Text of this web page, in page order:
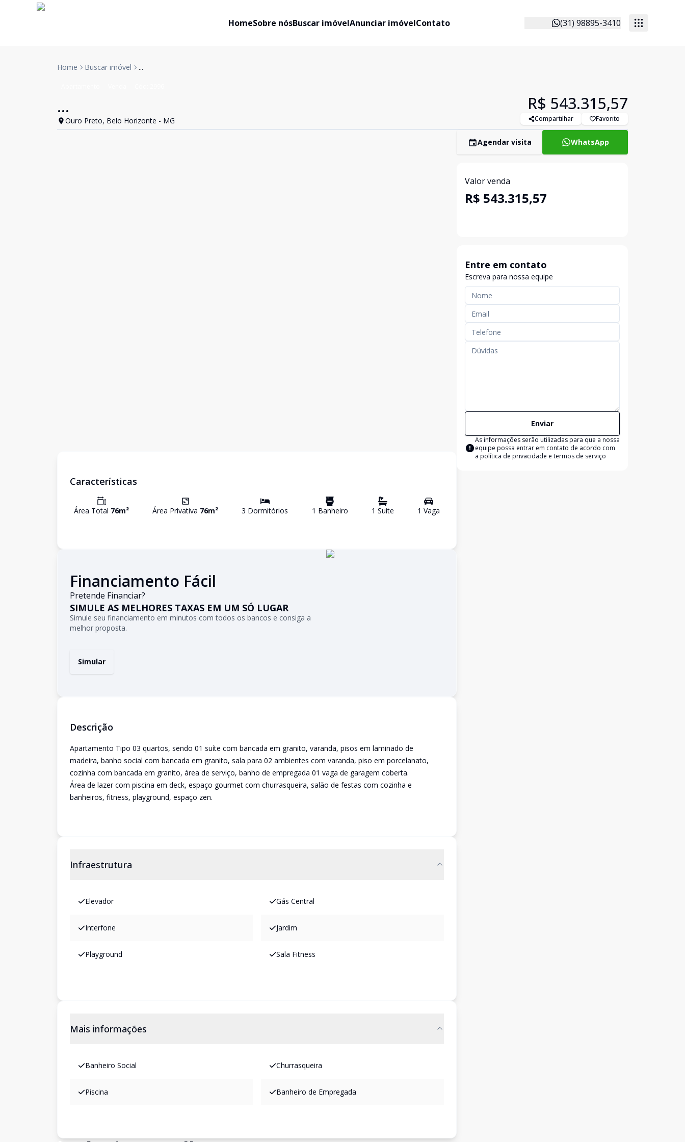
HomeSobre nósBuscar imóvelAnunciar imóvelContato (31) 98895-3410
Home Buscar imóvel ...
...
Ouro Preto, Belo Horizonte - MG
R$ 543.315,57
Compartilhar Favorito
Características
Área Total 76m² Área Privativa 76m² 3 Dormitórios 1 Banheiro 1 Suíte 1 Vaga
Financiamento Fácil
Pretende Financiar?
SIMULE AS MELHORES TAXAS EM UM SÓ LUGAR
Simule seu financiamento em minutos com todos os bancos e consiga a
melhor proposta.
Simular
Descrição
Apartamento Tipo 03 quartos, sendo 01 suíte com bancada em granito, varanda, pisos em laminado de
madeira, banho social com bancada em granito, sala para 02 ambientes com varanda, piso em porcelanato,
cozinha com bancada em granito, área de serviço, banho de empregada 01 vaga de garagem coberta.
Área de lazer com piscina em deck, espaço gourmet com churrasqueira, salão de festas com cozinha e
banheiros, fitness, playground, espaço zen.
Infraestrutura
Elevador Gás Central
Interfone Jardim
Playground Sala Fitness
Mais informações
Banheiro Social Churrasqueira
Piscina Banheiro de Empregada
Agendar visita WhatsApp
Valor venda
R$ 543.315,57
Entre em contato
Escreva para nossa equipe
Enviar
As informações serão utilizadas para que a nossa
equipe possa entrar em contato de acordo com
a política de privacidade e termos de serviço